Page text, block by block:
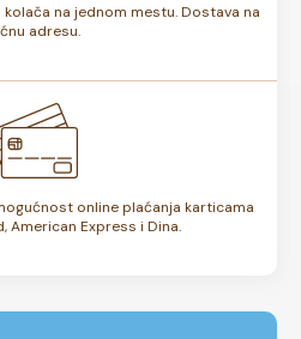
na jednom mestu. Dostava na
adresu.
online plaćanja karticama
American Express i Dina.